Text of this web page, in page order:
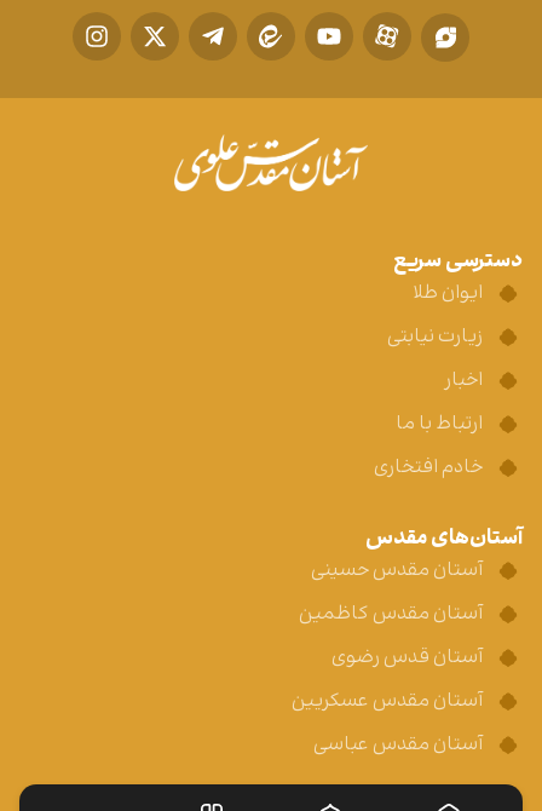
دسترسی سریع
ایوان طلا
زیارت نیابتی
اخبار
ارتباط با ما
خادم افتخاری
آستان‌های مقدس
آستان مقدس حسینی
آستان مقدس کاظمین
آستان قدس رضوی
آستان مقدس عسکریین
آستان مقدس عباسی